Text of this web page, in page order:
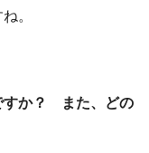
。
すか？ また、どの